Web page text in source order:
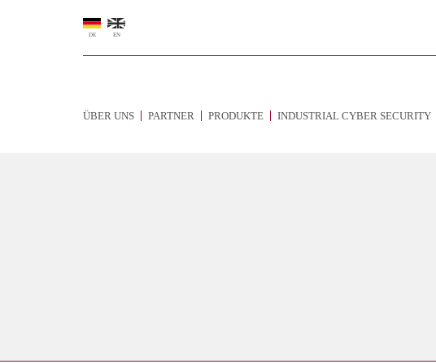
DE EN
ÜBER UNS PARTNER PRODUKTE INDUSTRIAL CYBER SECURITY